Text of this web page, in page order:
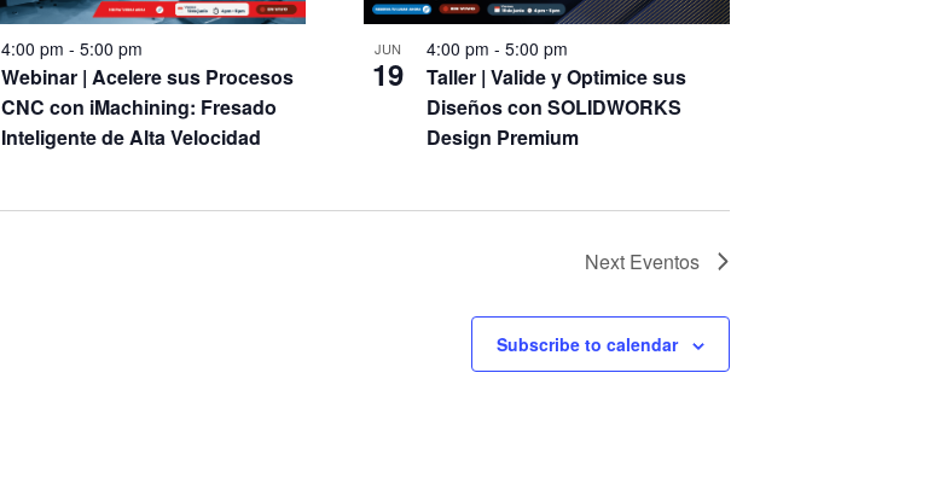
4:00 pm-5:00 pm
Webinar | Acelere sus Procesos
CNC con iMachining: Fresado
Inteligente de Alta Velocidad
JUN
19
4:00 pm - 5:00 pm
Taller | Valide y Optimice sus
Diseños con SOLIDWORKS
Design Premium
Next Eventos
Subscribe to calendar